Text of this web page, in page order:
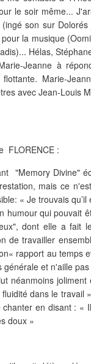
le soir même...
son sur
la musique
Hélas,
Jeanne à
Marie-
avec Jean-Louis
FLORENCE :
"Memory Divine"
mais ce
« Je trouvais
humour qui pouvait
dont elle a fait
de travailler
« rapport au temps
et n'aille
néanmoins joliment
dans le travail
chanter en disant : «
doux »